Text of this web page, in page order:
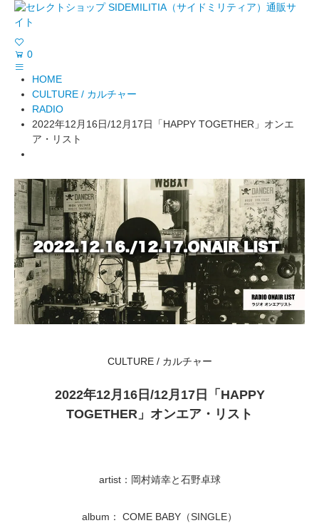
0
HOME
CULTURE / カルチャー
RADIO
2022年12月16日/12月17日「HAPPY TOGETHER」オンエ
ア・リスト
CULTURE / カルチャー
2022年12月16日/12月17日「HAPPY
TOGETHER」オンエア・リスト
artist：岡村靖幸と石野卓球
album： COME BABY（SINGLE）